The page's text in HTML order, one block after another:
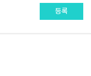
등록